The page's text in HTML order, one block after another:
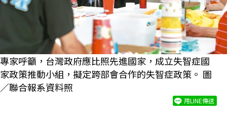
專家呼籲，台灣政府應比照先進國家，成立失智症國
家政策推動小組，擬定跨部會合作的失智症政策。 圖
／聯合報系資料照
用LINE傳送